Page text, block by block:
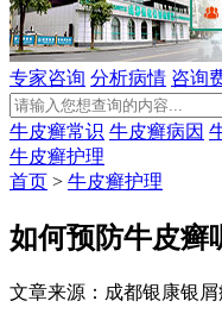
专家咨询 分析病情 咨询
牛皮癣常识 牛皮癣病因
牛皮癣护理
首页 > 牛皮癣护理
如何预防牛皮癣
文章来源：成都银康银屑